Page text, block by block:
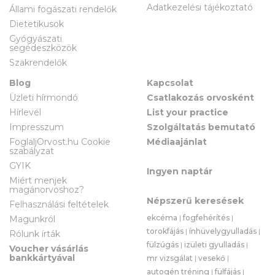
Állami fogászati rendelők
Dietetikusok
Gyógyászati
segédeszközök
Szakrendelők
Adatkezelési tájékoztató
Blog
Üzleti hírmondó
Hírlevél
Impresszum
FoglaljOrvost.hu Cookie
szabályzat
GYIK
Miért menjek
magánorvoshoz?
Felhasználási feltételek
Magunkról
Rólunk írták
Voucher vásárlás
bankkártyával
Kapcsolat
Csatlakozás orvosként
List your practice
Szolgáltatás bemutató
Médiaajánlat
Ingyen naptár
Népszerű keresések
ekcéma |fogfehérítés |
torokfájás | ínhüvelygyulladás |
fülzúgás | izületi gyulladás |
mr vizsgálat | vesekő |
autogén tréning |fülfájás |